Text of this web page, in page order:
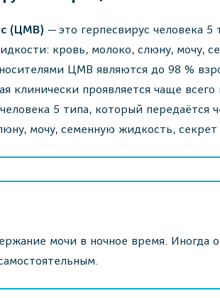
(ЦМВ) — это герпесвирус человека
кровь, молоко, слюну, мочу,
ЦМВ являются до 98 %
клинически проявляется чаще
5 типа, который передаётся
мочу, семенную жидкость,
мочи в ночное время. Иногда